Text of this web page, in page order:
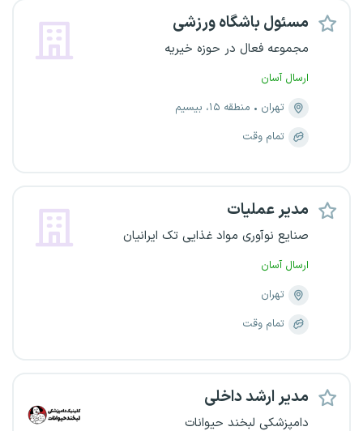
مسئول باشگاه ورزشی
مجموعه فعال در حوزه خیریه
ارسال آسان
تهران
منطقه ۱۵، بیسیم
تمام وقت
مدیر عملیات
صنایع نوآوری مواد غذایی تک ایرانیان
ارسال آسان
تهران
تمام وقت
مدیر ارشد داخلی
دامپزشکی لبخند حیوانات